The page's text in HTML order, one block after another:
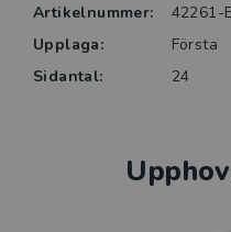
Artikelnummer:
42261-
Upplaga:
Första
Sidantal:
24